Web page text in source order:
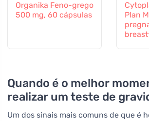
Organika Feno-grego
500 mg, 60 cápsulas
Plan
Quando é o melhor
realizar um teste de
Um dos sinais mais comuns de que é